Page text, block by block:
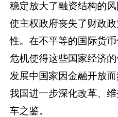
稳定放大了融资结构的
使主权政府丧失了财政
性。在不平等的国际货
危机使得这些国家经济的
发展中国家因金融开放
我国进一步深化改革、
车之鉴。